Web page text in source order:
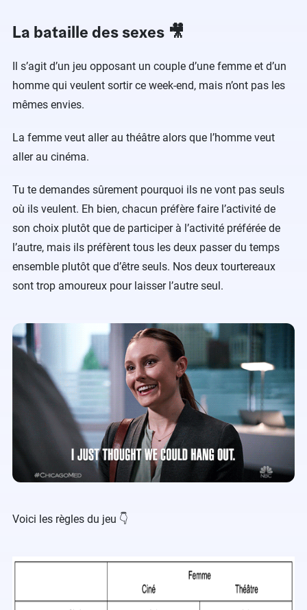
La bataille des sexes 🎥
Il s’agit d’un jeu opposant un couple d’une femme et d’un
homme qui veulent sortir ce week-end, mais n’ont pas les
mêmes envies.
La femme veut aller au théâtre alors que l’homme veut
aller au cinéma.
Tu te demandes sûrement pourquoi ils ne vont pas seuls
où ils veulent. Eh bien, chacun préfère faire l’activité de
son choix plutôt que de participer à l’activité préférée de
l’autre, mais ils préfèrent tous les deux passer du temps
ensemble plutôt que d’être seuls. Nos deux tourtereaux
sont trop amoureux pour laisser l’autre seul.
Voici les règles du jeu 👇